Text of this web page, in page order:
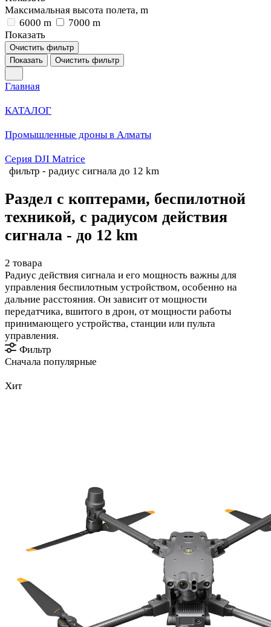
Максимальная высота полета, m
6000 m
7000 m
Показать
Очистить фильтр
Показать
Очистить фильтр
Главная
КАТАЛОГ
Промышленные дроны в Алматы
Серия DJI Matrice
фильтр - радиус сигнала до 12 km
Раздел с коптерами, беспилотной
техникой, с радиусом действия
сигнала - до 12 km
2 товара
Радиус действия сигнала и его мощность важны для
управления беспилотным устройством, особенно на
дальние расстояния. Он зависит от мощности
передатчика, вшитого в дрон, от мощности работы
принимающего устройства, станции или пульта
управления.
Фильтр
Сначала популярные
Хит